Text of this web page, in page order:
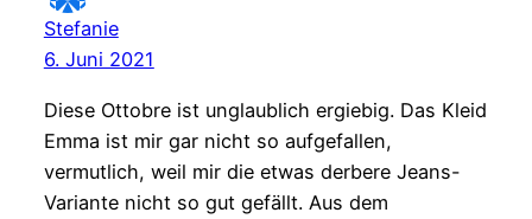
Stefanie
6. Juni 2021
Diese Ottobre ist unglaublich ergiebig. Das Kleid
Emma ist mir gar nicht so aufgefallen,
vermutlich, weil mir die etwas derbere Jeans-
Variante nicht so gut gefällt. Aus dem